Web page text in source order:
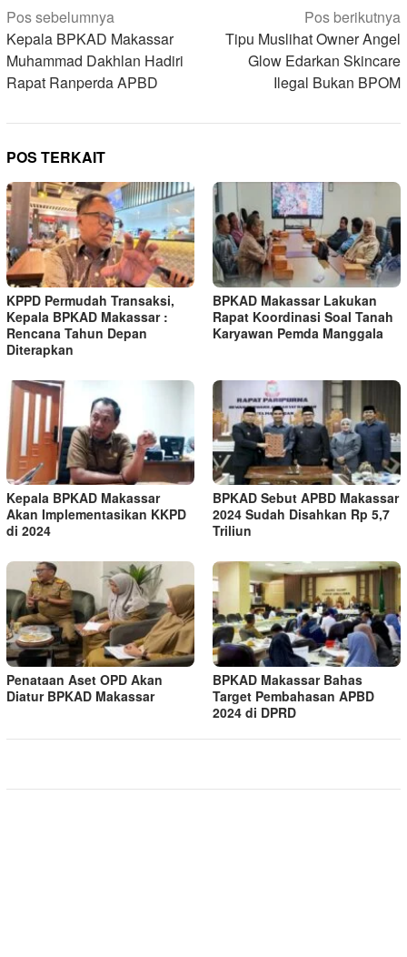
Navigasi
pos
Pos sebelumnya
Kepala BPKAD Makassar
Muhammad Dakhlan Hadiri
Rapat Ranperda APBD
Pos berikutnya
Tipu Muslihat Owner Angel
Glow Edarkan Skincare
Ilegal Bukan BPOM
POS TERKAIT
KPPD Permudah Transaksi,
Kepala BPKAD Makassar :
Rencana Tahun Depan
Diterapkan
BPKAD Makassar Lakukan
Rapat Koordinasi Soal Tanah
Karyawan Pemda Manggala
Kepala BPKAD Makassar
Akan Implementasikan KKPD
di 2024
BPKAD Sebut APBD Makassar
2024 Sudah Disahkan Rp 5,7
Triliun
Penataan Aset OPD Akan
Diatur BPKAD Makassar
BPKAD Makassar Bahas
Target Pembahasan APBD
2024 di DPRD